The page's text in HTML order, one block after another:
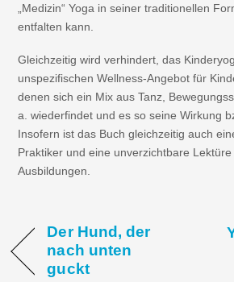
„Medizin“ Yoga in seiner traditionellen
entfalten kann.
Gleichzeitig wird verhindert, das
unspezifischen Wellness-Angebot für
denen sich ein Mix aus Tanz,
a. wiederfindet und es so seine Wirkung
Insofern ist das Buch gleichzeitig auch
Praktiker und eine unverzichtbare
Ausbildungen.
Der Hund, der
nach unten
guckt